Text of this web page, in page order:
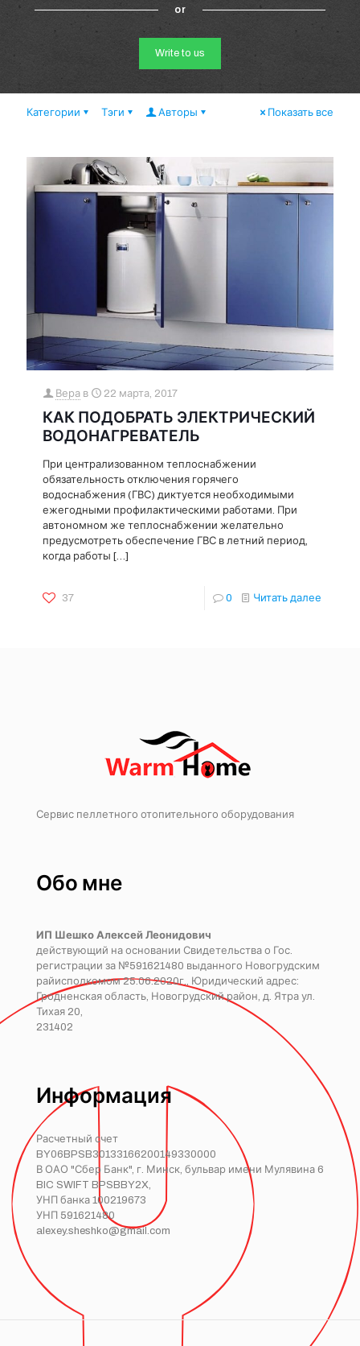
or
Write to us
Категории Тэги Авторы Показать все
Вера в 22 марта, 2017
КАК ПОДОБРАТЬ ЭЛЕКТРИЧЕСКИЙ
ВОДОНАГРЕВАТЕЛЬ
При централизованном теплоснабжении
обязательность отключения горячего
водоснабжения (ГВС) диктуется необходимыми
ежегодными профилактическими работами. При
автономном же теплоснабжении желательно
предусмотреть обеспечение ГВС в летний период,
когда работы […]
37 0 Читать далее
Сервис пеллетного отопительного оборудования
Обо мне
ИП Шешко Алексей Леонидович
действующий на основании Свидетельства о Гос.
регистрации за №591621480 выданного Новогрудским
райисполкомом 25.06.2020г., Юридический адрес:
Гродненская область, Новогрудский район, д. Ятра ул.
Тихая 20,
231402
Информация
Расчетный счет
BY06BPSB30133166200149330000
В ОАО "Сбер Банк", г. Минск, бульвар имени Мулявина 6
BIC SWIFT BPSBBY2X,
УНП банка 100219673
УНП 591621480
alexey.sheshko@gmail.com